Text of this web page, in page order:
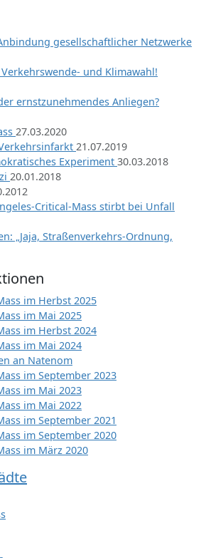
gesellschaftlicher Netzwerke
und Klimawahl!
ernstzunehmendes Anliegen?
27.03.2020
21.07.2019
Experiment 30.03.2018
20.01.2018
Critical-Mass stirbt bei Unfall
„Jaja, Straßenverkehrs-Ordnung,
im Herbst 2025
im Mai 2025
im Herbst 2024
im Mai 2024
an Natenom
im September 2023
im Mai 2023
im Mai 2022
im September 2021
im September 2020
im März 2020